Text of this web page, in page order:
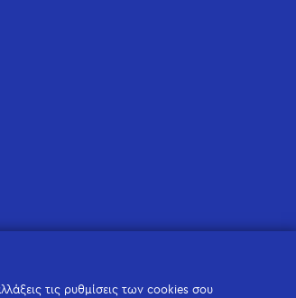
τις ρυθμίσεις των cookies σου